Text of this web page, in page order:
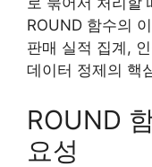
ROUND 함수의
판매 실적 집계,
데이터 정제의 핵
ROUND
요성